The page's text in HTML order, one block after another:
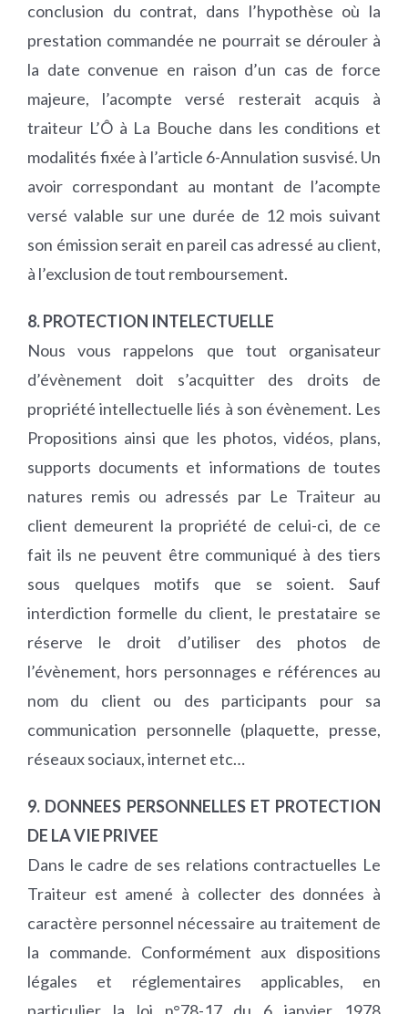
conclusion du contrat, dans l’hypothèse où la
prestation commandée ne pourrait se dérouler à
la date convenue en raison d’un cas de force
majeure, l’acompte versé resterait acquis à
traiteur L’Ô à La Bouche dans les conditions et
modalités fixée à l’article 6-Annulation susvisé. Un
avoir correspondant au montant de l’acompte
versé valable sur une durée de 12 mois suivant
son émission serait en pareil cas adressé au client,
à l’exclusion de tout remboursement.
8. PROTECTION INTELECTUELLE
Nous vous rappelons que tout organisateur
d’évènement doit s’acquitter des droits de
propriété intellectuelle liés à son évènement. Les
Propositions ainsi que les photos, vidéos, plans,
supports documents et informations de toutes
natures remis ou adressés par Le Traiteur au
client demeurent la propriété de celui-ci, de ce
fait ils ne peuvent être communiqué à des tiers
sous quelques motifs que se soient. Sauf
interdiction formelle du client, le prestataire se
réserve le droit d’utiliser des photos de
l’évènement, hors personnages e références au
nom du client ou des participants pour sa
communication personnelle (plaquette, presse,
réseaux sociaux, internet etc…
9. DONNEES PERSONNELLES ET PROTECTION
DE LA VIE PRIVEE
Dans le cadre de ses relations contractuelles Le
Traiteur est amené à collecter des données à
caractère personnel nécessaire au traitement de
la commande. Conformément aux dispositions
légales et réglementaires applicables, en